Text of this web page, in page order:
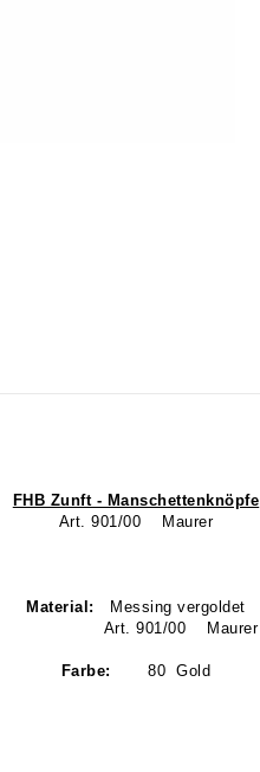
FHB Zunft - Manschettenknöpfe
Art. 901/00 Maurer
Material:
Messing vergoldet
Art. 901/00 Maurer
Farbe: 80 Gold